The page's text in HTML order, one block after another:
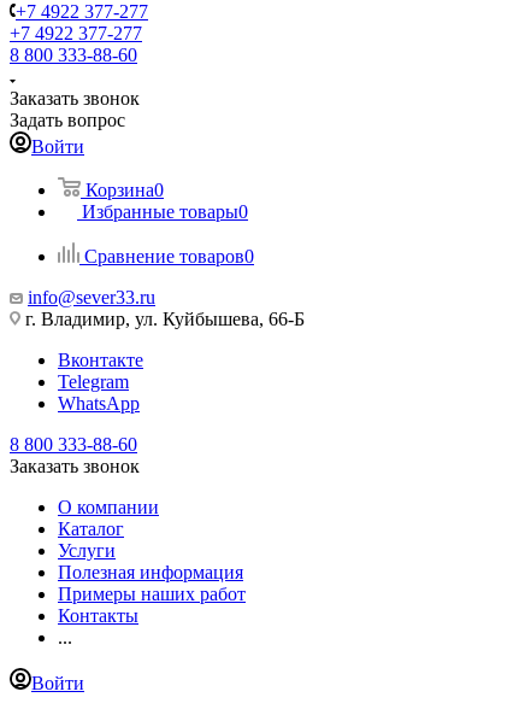
+7 4922 377-277
+7 4922 377-277
8 800 333-88-60
Заказать звонок
Задать вопрос
Войти
Корзина0
Избранные товары0
Сравнение товаров0
info@sever33.ru
г. Владимир, ул. Куйбышева, 66-Б
Вконтакте
Telegram
WhatsApp
8 800 333-88-60
Заказать звонок
О компании
Каталог
Услуги
Полезная информация
Примеры наших работ
Контакты
...
Войти